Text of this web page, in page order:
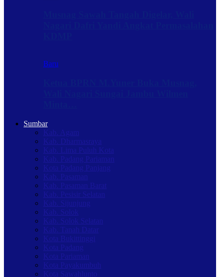
Baru
Sumbar
Kab. Agam
Kab. Dharmasraya
Kab. Lima Puluh Kota
Kab. Padang Pariaman
Kota Padang Panjang
Kab. Pasaman
Kab. Pasaman Barat
Kab. Pesisir Selatan
Kab. Sijunjung
Kab. Solok
Kab. Solok Selatan
Kab. Tanah Datar
Kota Bukittinggi
Kota Padang
Kota Pariaman
Kota Payakumbuh
Kota Sawahlunto